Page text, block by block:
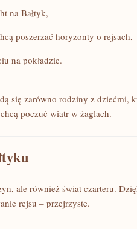
na Bałtyk,
poszerzać horyzonty o rejsach,
na pokładzie.
się zarówno rodziny z dziećmi,
poczuć wiatr w żaglach.
ale również świat czarteru.
rejsu – przejrzyste.